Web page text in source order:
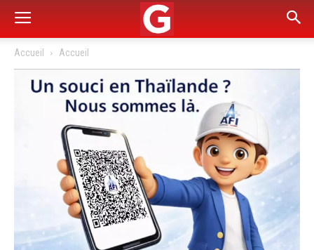
Accueil Accueil